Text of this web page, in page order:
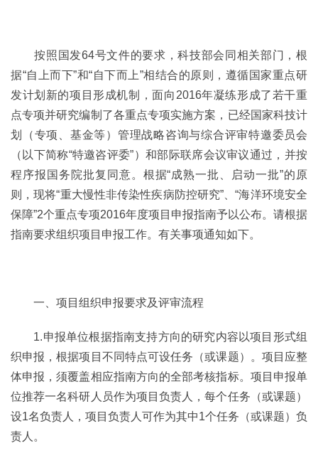
按照国发64号文件的要求，科技部会同相关部门，根
据“自上而下”和“自下而上”相结合的原则，遵循国家重点研
发计划新的项目形成机制，面向2016年凝练形成了若干重
点专项并研究编制了各重点专项实施方案，已经国家科技计
划（专项、基金等）管理战略咨询与综合评审特邀委员会
（以下简称“特邀咨评委”）和部际联席会议审议通过，并按
程序报国务院批复同意。根据“成熟一批、启动一批”的原
则，现将“重大慢性非传染性疾病防控研究”、“海洋环境安全
保障”2个重点专项2016年度项目申报指南予以公布。请根据
指南要求组织项目申报工作。有关事项通知如下。
一、项目组织申报要求及评审流程
1.申报单位根据指南支持方向的研究内容以项目形式组
织申报，根据项目不同特点可设任务（或课题）。项目应整
体申报，须覆盖相应指南方向的全部考核指标。项目申报单
位推荐一名科研人员作为项目负责人，每个任务（或课题）
设1名负责人，项目负责人可作为其中1个任务（或课题）负
责人。